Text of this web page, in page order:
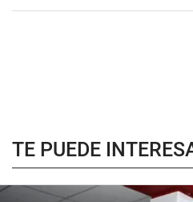
TE PUEDE